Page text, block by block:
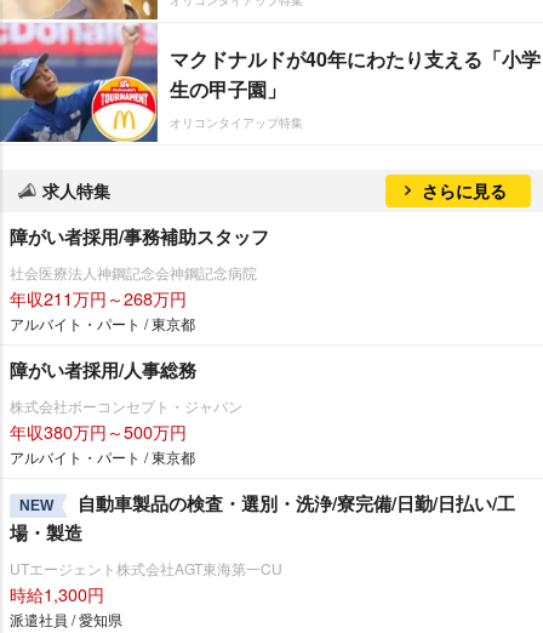
マクドナルドが40年にわたり支える「小学
生の甲子園」
オリコンタイアップ特集
求人特集 さらに見る
障がい者採用/事務補助スタッフ
社会医療法人神鋼記念会神鋼記念病院
年収211万円～268万円
アルバイト・パート / 東京都
障がい者採用/人事総務
株式会社ボーコンセプト・ジャパン
年収380万円～500万円
アルバイト・パート / 東京都
NEW
自動車製品の検査・選別・洗浄/寮完備/日勤/日払い/工
場・製造
UTエージェント株式会社AGT東海第一CU
時給1,300円
派遣社員 / 愛知県